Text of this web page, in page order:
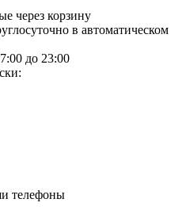
через корзину
в автоматическом
до 23:00
телефоны